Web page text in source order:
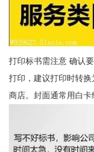
打印标书需注意 确认
打印，建议打印时转
商店。封面通常用白卡